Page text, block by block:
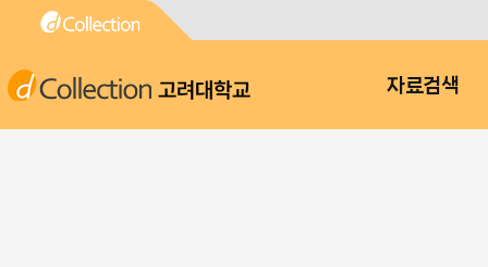
고려대학교 자료검색